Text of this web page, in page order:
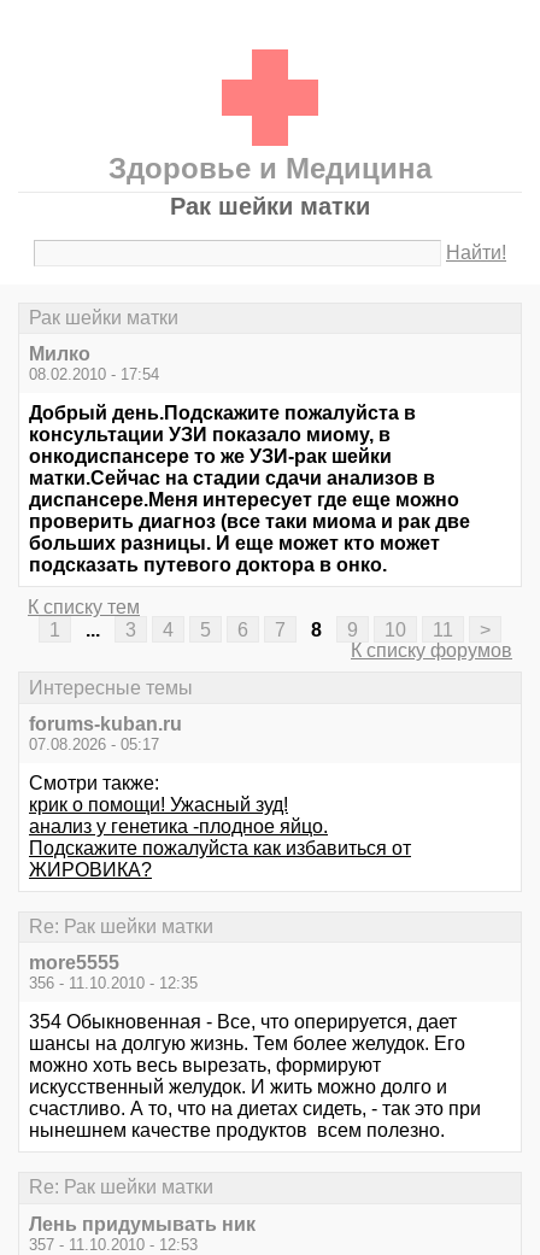
Здоровье и Медицина
Рак шейки матки
Найти!
Рак шейки матки
Милко
08.02.2010 - 17:54
Добрый день.Подскажите пожалуйста в
консультации УЗИ показало миому, в
онкодиспансере то же УЗИ-рак шейки
матки.Сейчас на стадии сдачи анализов в
диспансере.Меня интересует где еще можно
проверить диагноз (все таки миома и рак две
больших разницы. И еще может кто может
подсказать путевого доктора в онко.
К списку тем
1
3 4 5 6 7 8 9 10 11
>
К списку форумов
Интересные темы
forums-kuban.ru
07.08.2026 - 05:17
Смотри также:
крик о помощи! Ужасный зуд!
анализ у генетика -плодное яйцо.
Подскажите пожалуйста как избавиться от
ЖИРОВИКА?
Re: Рак шейки матки
more5555
356 - 11.10.2010 - 12:35
354 Обыкновенная - Все, что оперируется, дает
шансы на долгую жизнь. Тем более желудок. Его
можно хоть весь вырезать, формируют
искусственный желудок. И жить можно долго и
счастливо. А то, что на диетах сидеть, - так это при
нынешнем качестве продуктов всем полезно.
Re: Рак шейки матки
Лень придумывать ник
357 - 11.10.2010 - 12:53